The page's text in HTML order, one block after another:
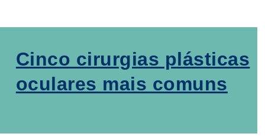
Cinco cirurgias plásticas
oculares mais comuns